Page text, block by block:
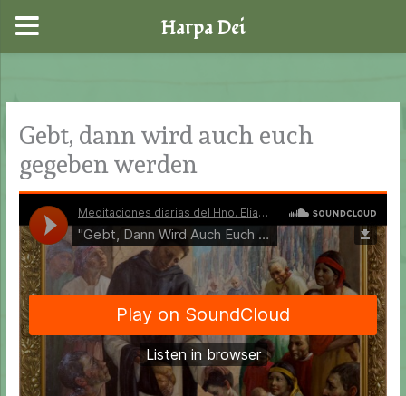
springen
Gebt, dann wird auch euch
gegeben werden
Harpa Dei